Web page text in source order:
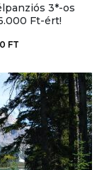
3*-os
Ft-ért!
FT